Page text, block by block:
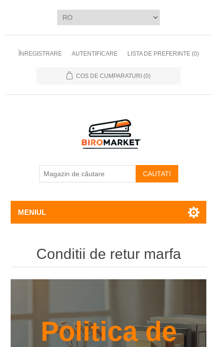
ÎNREGISTRARE AUTENTIFICARE LISTA DE PREFERINTE (0)
COS DE CUMPARATURI (0)
CAUTATI
MENIUL
Conditii de retur marfa
Politica de